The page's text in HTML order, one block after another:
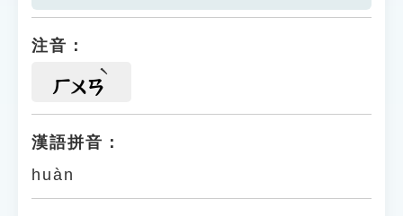
注音：
ㄏㄨㄢ
漢語拼音：
huàn